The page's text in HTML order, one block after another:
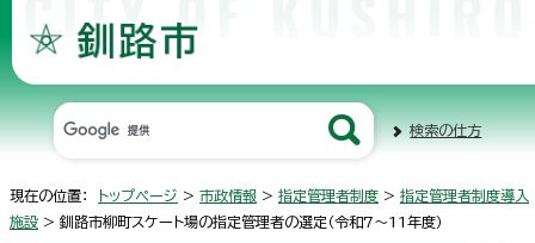
検索の仕方
現在の位置： トップページ > 市政情報 > 指定管理者制度 > 指定管理者制度導入
施設 > 釧路市柳町スケート場の指定管理者の選定（令和7～11年度）